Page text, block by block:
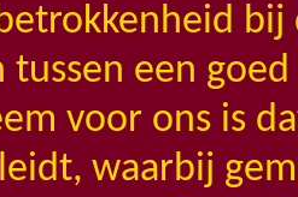
bij
tussen een
voor ons is
waarbij